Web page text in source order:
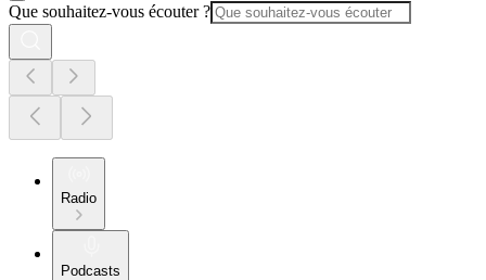
Que souhaitez-vous écouter ?
Radio
Podcasts